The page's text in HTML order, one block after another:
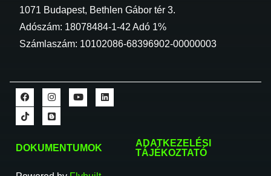
1071 Budapest, Bethlen Gábor tér 3.
Adószám: 18078484-1-42 Adó 1%
Számlaszám: 10102086-68396902-00000003
DOKUMENTUMOK
ADATKEZELÉSI
TÁJÉKOZTATÓ